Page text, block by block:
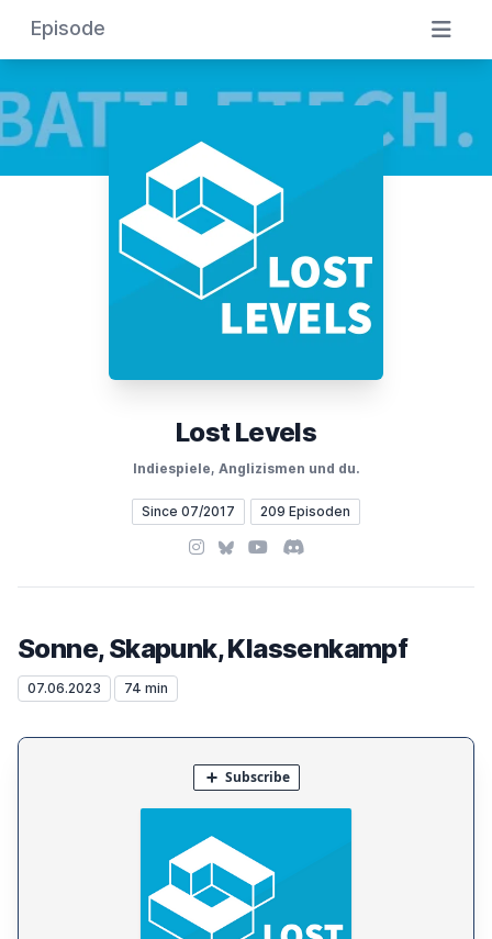
Episode
Lost Levels
Indiespiele, Anglizismen und du.
Since 07/2017 209 Episoden
Instagram
BlueskyYouTubeDiscord
Sonne, Skapunk, Klassenkampf
07.06.2023 74 min